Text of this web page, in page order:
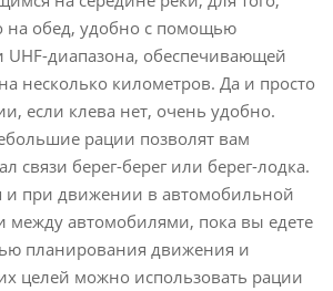
на обед, удобно с помощью
диапазона, обеспечивающей
несколько километров. Да и просто
если клева нет, очень удобно.
рации позволят вам
связи берег-берег или берег-лодка.
и при движении в автомобильной
между автомобилями, пока вы едете
планирования движения и
целей можно использовать рации